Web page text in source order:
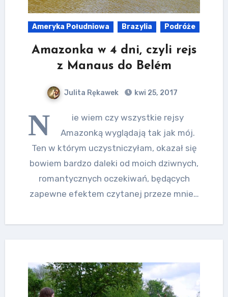
Ameryka Południowa Brazylia Podróże
Amazonka w 4 dni, czyli rejs
z Manaus do Belém
Julita Rękawek kwi 25, 2017
N
ie wiem czy wszystkie rejsy
Amazonką wyglądają tak jak mój.
Ten w którym uczystniczyłam, okazał się
bowiem bardzo daleki od moich dziwnych,
romantycznych oczekiwań, będących
zapewne efektem czytanej przeze mnie…